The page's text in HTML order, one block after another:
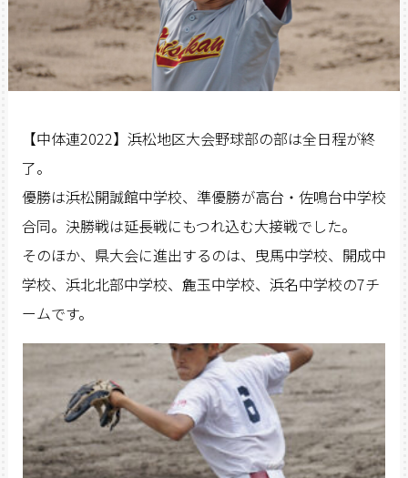
【中体連2022】浜松地区大会野球部の部は全日程が終
了。
優勝は浜松開誠館中学校、準優勝が高台・佐鳴台中学校
合同。決勝戦は延長戦にもつれ込む大接戦でした。
そのほか、県大会に進出するのは、曳馬中学校、開成中
学校、浜北北部中学校、麁玉中学校、浜名中学校の7チ
ームです。